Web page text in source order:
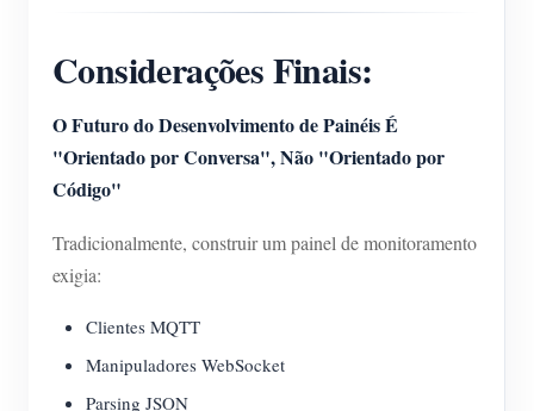
Considerações Finais:
O Futuro do Desenvolvimento de Painéis É
"Orientado por Conversa", Não "Orientado por
Código"
Tradicionalmente, construir um painel de monitoramento
exigia:
Clientes MQTT
Manipuladores WebSocket
Parsing JSON